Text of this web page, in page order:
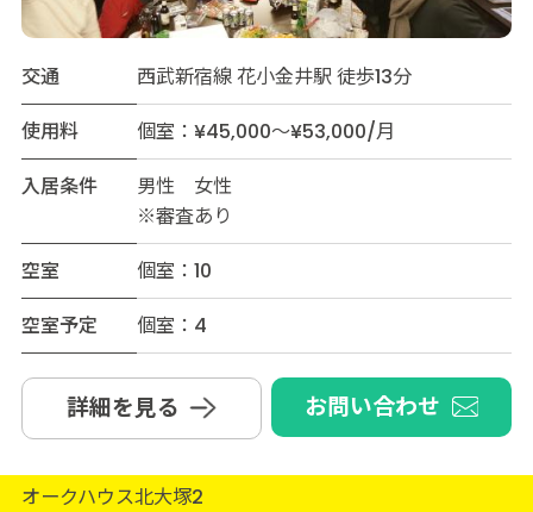
交通
西武新宿線 花小金井駅 徒歩13分
使用料
個室：¥45,000～¥53,000/月
入居条件
男性 女性
※審査あり
空室
個室：10
空室予定
個室：4
詳細を見る お問い合わせ
オークハウス北大塚2